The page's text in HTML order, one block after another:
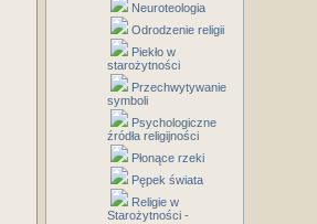
Neuroteologia
Odrodzenie religii
Piekło w
starożytności
Przechwytywanie
symboli
Psychologiczne
źródła religijności
Płonące rzeki
Pępek świata
Religie w
Starożytności -